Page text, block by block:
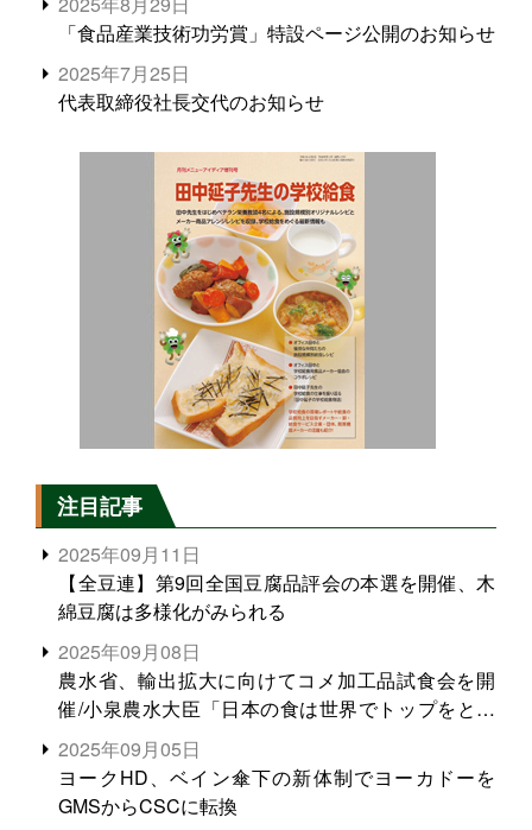
「食品産業技術功労賞」特設ページ公開のお知らせ
2025年7月25日
代表取締役社長交代のお知らせ
注目記事
2025年09月11日
【全豆連】第9回全国豆腐品評会の本選を開催、木
綿豆腐は多様化がみられる
2025年09月08日
農水省、輸出拡大に向けてコメ加工品試食会を開
催/小泉農水大臣「日本の食は世界でトップをとれ
る。米増産に向けて、米輸出需要の拡大を」
2025年09月05日
ヨークHD、ベイン傘下の新体制でヨーカドーを
GMSからCSCに転換